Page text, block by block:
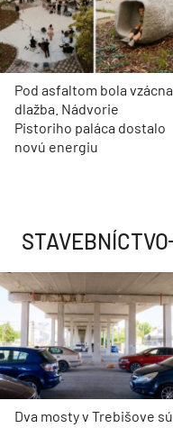
Pod asfaltom bola vzácna
dlažba. Nádvorie
Pistoriho paláca dostalo
novú energiu
STAVEBNÍCTVO
Dva mosty v Trebišove sú